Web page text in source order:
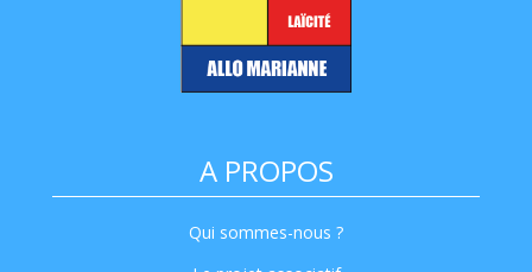
A PROPOS
Qui sommes-nous ?